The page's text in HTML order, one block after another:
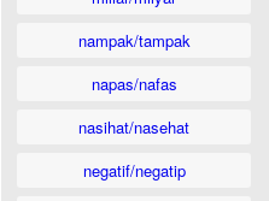
nampak/tampak
napas/nafas
nasihat/nasehat
negatif/negatip